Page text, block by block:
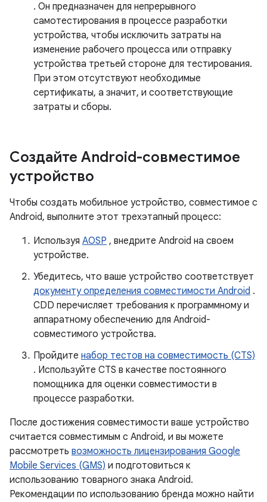
. Он предназначен для непрерывного
самотестирования в процессе разработки
устройства, чтобы исключить затраты на
изменение рабочего процесса или отправку
устройства третьей стороне для тестирования.
При этом отсутствуют необходимые
сертификаты, а значит, и соответствующие
затраты и сборы.
Создайте Android-совместимое
устройство
Чтобы создать мобильное устройство, совместимое с
Android, выполните этот трехэтапный процесс:
Используя AOSP , внедрите Android на своем
устройстве.
Убедитесь, что ваше устройство соответствует
документу определения совместимости Android .
CDD перечисляет требования к программному и
аппаратному обеспечению для Android-
совместимого устройства.
Пройдите набор тестов на совместимость (CTS)
. Используйте CTS в качестве постоянного
помощника для оценки совместимости в
процессе разработки.
После достижения совместимости ваше устройство
считается совместимым с Android, и вы можете
рассмотреть возможность лицензирования Google
Mobile Services (GMS) и подготовиться к
использованию товарного знака Android.
Рекомендации по использованию бренда можно найти